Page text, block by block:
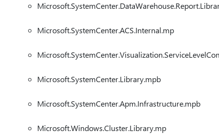
Microsoft.SystemCenter.ACS.Internal.mp
Microsoft.SystemCenter.Library.mpb
Microsoft.SystemCenter.Apm.Infrastructure.mpb
Microsoft.Windows.Cluster.Library.mp